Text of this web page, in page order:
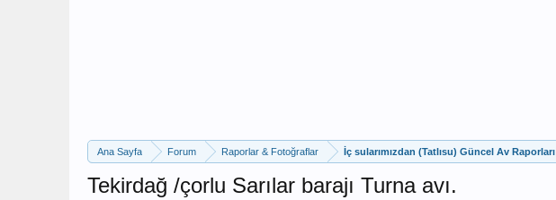
Ana Sayfa Forum Raporlar & Fotoğraflar İç sularımızdan (Tatlısu) Güncel Av Raporları
Tekirdağ /çorlu Sarılar barajı Turna avı.